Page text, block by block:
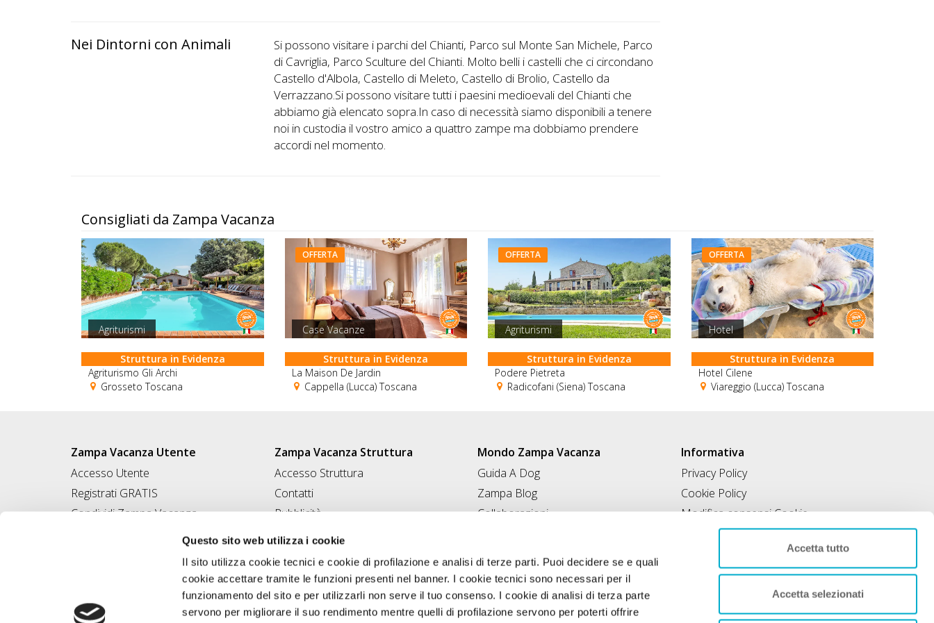
Questo sito web utilizza i cookie
Il sito utilizza cookie tecnici e cookie di profilazione e analisi di terze parti. Puoi decidere se e quali
cookie accettare tramite le funzioni presenti nel banner. I cookie tecnici sono necessari per il
funzionamento del sito e per utilizzarli non serve il tuo consenso. I cookie di analisi di terza parte
servono per migliorare il suo rendimento mentre quelli di profilazione servono per poterti offrire
Accetta tutto
Accetta selezionati
Nei Dintorni con Animali
Si possono visitare i parchi del Chianti, Parco sul Monte San Michele, Parco
di Cavriglia, Parco Sculture del Chianti. Molto belli i castelli che ci circondano
Castello d'Albola, Castello di Meleto, Castello di Brolio, Castello da
Verrazzano.Si possono visitare tutti i paesini medioevali del Chianti che
abbiamo già elencato sopra.In caso di necessità siamo disponibili a tenere
noi in custodia il vostro amico a quattro zampe ma dobbiamo prendere
accordi nel momento.
Consigliati da Zampa Vacanza
Agriturismi
Struttura in Evidenza
Agriturismo Gli Archi
Grosseto Toscana
OFFERTA
Case Vacanze
Struttura in Evidenza
La Maison De Jardin
Cappella (Lucca) Toscana
OFFERTA
Agriturismi
Struttura in Evidenza
Podere Pietreta
Radicofani (Siena) Toscana
OFFERTA
Hotel
Struttura in Evidenza
Hotel Cilene
Viareggio (Lucca) Toscana
Zampa Vacanza Utente
Accesso Utente
Registrati GRATIS
Condividi Zampa Vacanza
Campagna Contro l'Abbandono
Zampa Vacanza Struttura
Accesso Struttura
Contatti
Pubblicità
Iscrivi Struttura
Mondo Zampa Vacanza
Guida A Dog
Zampa Blog
Collaborazioni
Informativa
Privacy Policy
Cookie Policy
Modifica consensi Cookie
Condizioni di utilizzo
Contratto di inclusione